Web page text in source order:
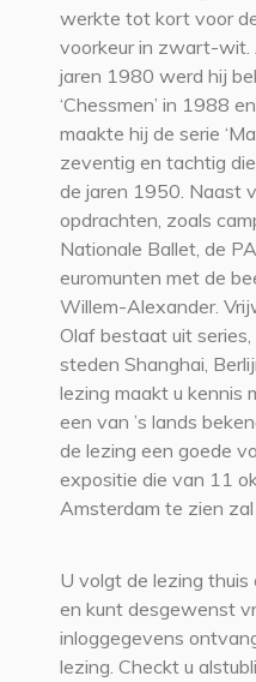
werkte tot kort voor
voorkeur in zwart-wit.
jaren 1980 werd hij
‘Chessmen’ in 1988
maakte hij de serie
zeventig en tachtig
de jaren 1950. Naast
opdrachten, zoals
Nationale Ballet, de
euromunten met de
Willem-Alexander.
Olaf bestaat uit
steden Shanghai,
lezing maakt u kennis
een van ’s lands
de lezing een goede
expositie die van 11
Amsterdam te zien zal
U volgt de lezing
en kunt desgewenst
inloggegevens
lezing. Checkt u